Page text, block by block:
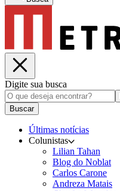
Digite sua busca
Buscar
Últimas notícias
Colunistas
Lilian Tahan
Blog do Noblat
Carlos Carone
Andreza Matais